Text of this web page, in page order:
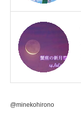
@minekohirono